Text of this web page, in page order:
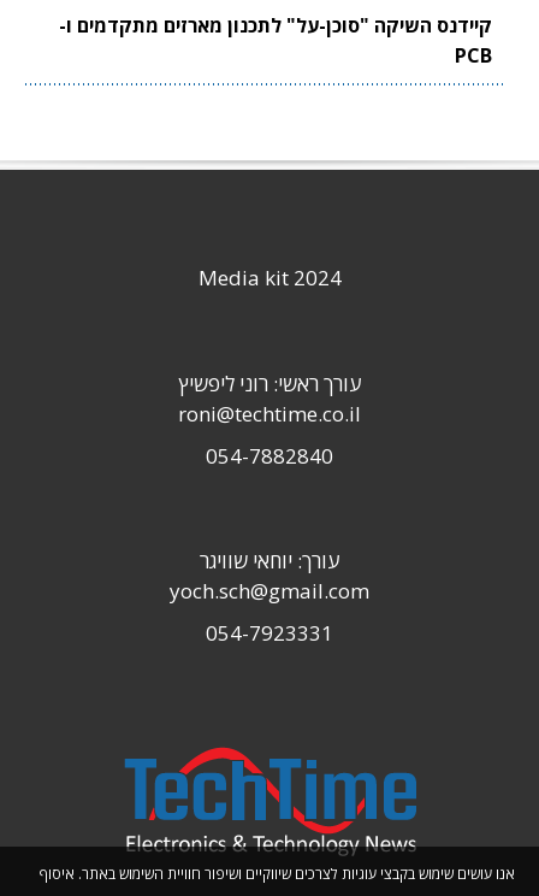
קיידנס השיקה "סוכן-על" לתכנון מארזים מתקדמים ו-
PCB
אנו עושים שימוש בקבצי עוגיות לצרכים שיווקיים ושיפור חוויית השימוש באתר. איסוף
Media kit 2024
עורך ראשי: רוני ליפשיץ
roni@techtime.co.il
054-7882840
עורך: יוחאי שוויגר
yoch.sch@gmail.com
054-7923331